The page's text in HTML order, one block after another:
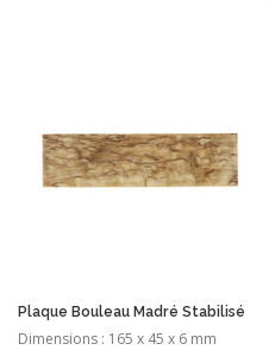
Plaque Bouleau Madré Stabilisé
Dimensions : 165 x 45 x 6 mm